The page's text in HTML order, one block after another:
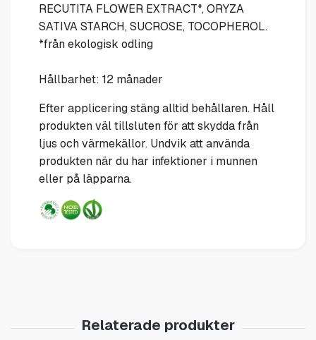
RECUTITA FLOWER EXTRACT*, ORYZA
SATIVA STARCH, SUCROSE, TOCOPHEROL.
*från ekologisk odling
Hållbarhet: 12 månader
Efter applicering stäng alltid behållaren. Håll
produkten väl tillsluten för att skydda från
ljus och värmekällor. Undvik att använda
produkten när du har infektioner i munnen
eller på läpparna.